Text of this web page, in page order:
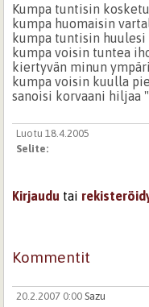
Kumpa tuntisin
kumpa huomaisin
kumpa tuntisin huulesi
kumpa voisin tuntea
kiertyvän minun
kumpa voisin kuulla
sanoisi korvaani hiljaa
Luotu 18.4.2005
Selite:
Kirjaudu tai
Kommentit
20.2.2007 0:00 Sazu